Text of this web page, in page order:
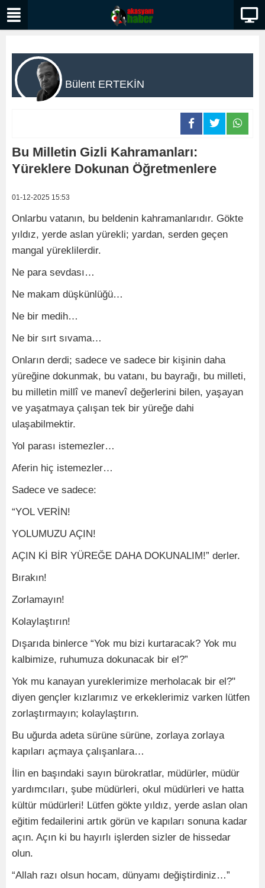
Bülent ERTEKİN
Bu Milletin Gizli Kahramanları:
Yüreklere Dokunan Öğretmenlere
01-12-2025 15:53
Onlarbu vatanın, bu beldenin kahramanlarıdır. Gökte
yıldız, yerde aslan yürekli; yardan, serden geçen
mangal yüreklilerdir.
Ne para sevdası…
Ne makam düşkünlüğü…
Ne bir medih…
Ne bir sırt sıvama…
Onların derdi; sadece ve sadece bir kişinin daha
yüreğine dokunmak, bu vatanı, bu bayrağı, bu milleti,
bu milletin millî ve manevî değerlerini bilen, yaşayan
ve yaşatmaya çalışan tek bir yüreğe dahi
ulaşabilmektir.
Yol parası istemezler…
Aferin hiç istemezler…
Sadece ve sadece:
“YOL VERİN!
YOLUMUZU AÇIN!
AÇIN Kİ BİR YÜREĞE DAHA DOKUNALIM!” derler.
Bırakın!
Zorlamayın!
Kolaylaştırın!
Dışarıda binlerce “Yok mu bizi kurtaracak? Yok mu
kalbimize, ruhumuza dokunacak bir el?”
Yok mu kanayan yureklerimize merholacak bir el?"
diyen gençler kızlarımız ve erkeklerimiz varken lütfen
zorlaştırmayın; kolaylaştırın.
Bu uğurda adeta sürüne sürüne, zorlaya zorlaya
kapıları açmaya çalışanlara…
İlin en başındaki sayın bürokratlar, müdürler, müdür
yardımcıları, şube müdürleri, okul müdürleri ve hatta
kültür müdürleri! Lütfen gökte yıldız, yerde aslan olan
eğitim fedailerini artık görün ve kapıları sonuna kadar
açın. Açın ki bu hayırlı işlerden sizler de hissedar
olun.
“Allah razı olsun hocam, dünyamı değiştirdiniz…”